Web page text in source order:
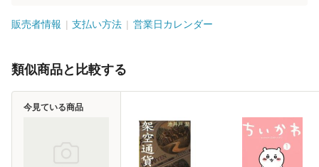
販売者情報 支払い方法 営業日カレンダー
類似商品と比較する
今見ている商品